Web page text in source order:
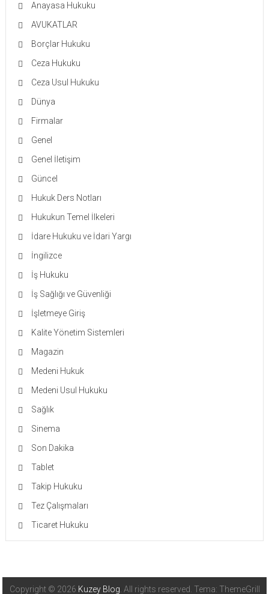
Anayasa Hukuku
AVUKATLAR
Borçlar Hukuku
Ceza Hukuku
Ceza Usul Hukuku
Dünya
Firmalar
Genel
Genel İletişim
Güncel
Hukuk Ders Notları
Hukukun Temel İlkeleri
İdare Hukuku ve İdari Yargı
İngilizce
İş Hukuku
İş Sağlığı ve Güvenliği
İşletmeye Giriş
Kalite Yönetim Sistemleri
Magazin
Medeni Hukuk
Medeni Usul Hukuku
Sağlık
Sinema
Son Dakika
Tablet
Takip Hukuku
Tez Çalışmaları
Ticaret Hukuku
Copyright © 2026 Kuzey Blog . All rights reserved. Tema: ThemeGrill